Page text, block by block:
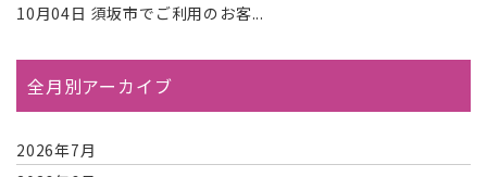
10月04日 須坂市でご利用のお客...
全月別アーカイブ
2026年7月